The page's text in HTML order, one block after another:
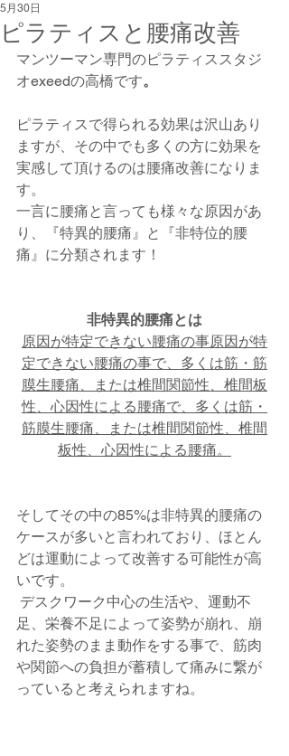
ピラティスと腰痛改善
5月30日
マンツーマン専門のピラティススタジ
オexeedの高橋です。
ピラティスで得られる効果は沢山あり
ますが、その中でも多くの方に効果を
実感して頂けるのは腰痛改善になりま
す。
一言に腰痛と言っても様々な原因があ
り、『特異的腰痛』と『非特位的腰
痛』に分類されます！
非特異的腰痛とは
原因が特定できない腰痛の事原因が特
定できない腰痛の事で、多くは筋・筋
膜生腰痛、または椎間関節性、椎間板
性、心因性による腰痛で、多くは筋・
筋膜生腰痛、または椎間関節性、椎間
板性、心因性による腰痛。
そしてその中の85%は非特異的腰痛の
ケースが多いと言われており、ほとん
どは運動によって改善する可能性が高
いです。
デスクワーク中心の生活や、運動不
足、栄養不足によって姿勢が崩れ、崩
れた姿勢のまま動作をする事で、筋肉
や関節への負担が蓄積して痛みに繋が
っていると考えられますね。